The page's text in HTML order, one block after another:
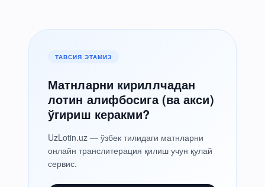
ТАВСИЯ ЭТАМИЗ
Матнларни кириллчадан
лотин алифбосига (ва акси)
ўгириш керакми?
UzLotin.uz — ўзбек тилидаги матнларни
онлайн транслитерация қилиш учун қулай
сервис.